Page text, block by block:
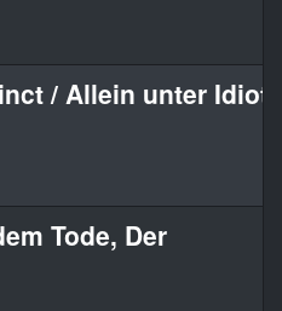
/ Allein unter
Tode, Der